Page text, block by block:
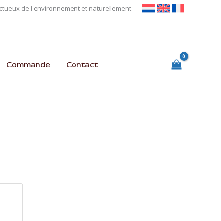
de l'environnement et naturellement
Commande Contact